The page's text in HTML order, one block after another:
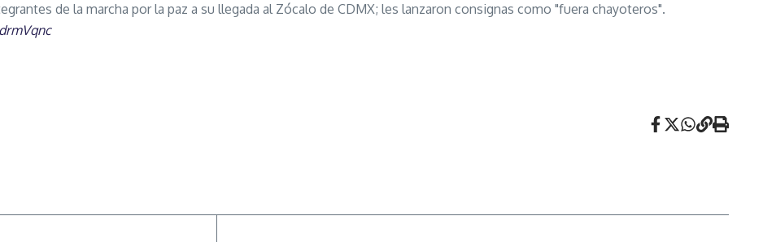
de la marcha por la paz a su llegada al Zócalo de CDMX; les lanzaron consignas como "fuera chayoteros".